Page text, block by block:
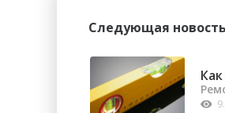
Следующая